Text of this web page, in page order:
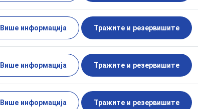
Више информација Тражите и резервишите
Више информација Тражите и резервишите
Више информација Тражите и резервишите